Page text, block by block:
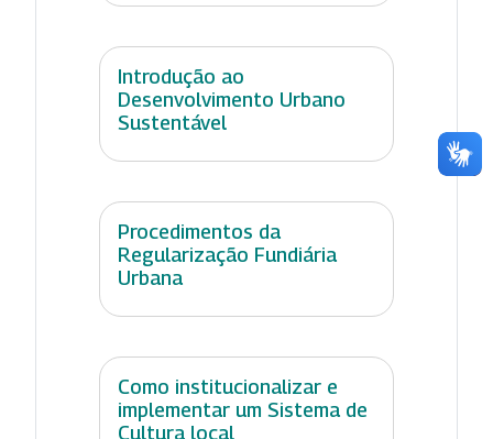
Introdução ao
Desenvolvimento Urbano
Sustentável
Procedimentos da
Regularização Fundiária
Urbana
Como institucionalizar e
implementar um Sistema de
Cultura local